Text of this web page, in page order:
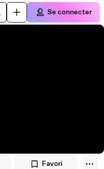
Se connecter
Favori